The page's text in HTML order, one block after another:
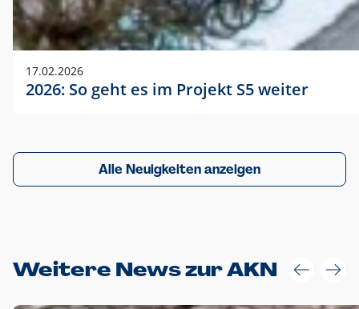
17.02.2026
2026: So geht es im Projekt S5 weiter
Alle Neuigkeiten anzeigen
Weitere News zur AKN